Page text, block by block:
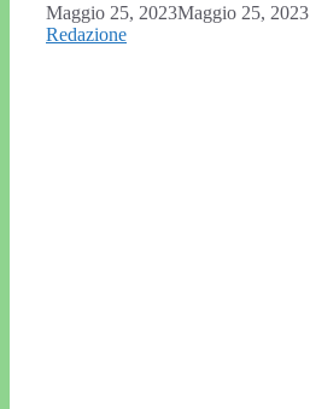
Maggio 25, 2023Maggio 25, 2023
Redazione